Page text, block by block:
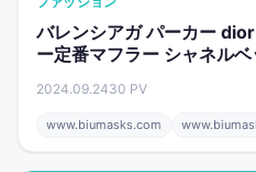
バレンシアガ パーカー
ー定番マフラー シャネル
2024.09.2430 PV
www.biumasks.com